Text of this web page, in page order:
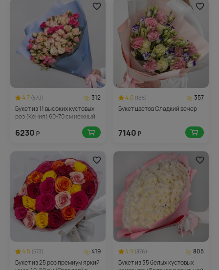
4.7 (570)
312
Букет из 11 высоких кустовых
роз (Кения) 60-70 см нежный
6230 ₽
4.6 (165)
357
Букет цветов Сладкий вечер
7140 ₽
4.5 (573)
419
Букет из 25 роз премиум яркий
4.9 (876)
805
Букет из 35 белых кустовых